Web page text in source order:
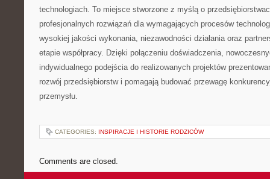
technologiach. To miejsce stworzone z myślą o
profesjonalnych rozwiązań dla wymagających procesów
wysokiej jakości wykonania, niezawodności działania oraz
etapie współpracy. Dzięki połączeniu doświadczenia,
indywidualnego podejścia do realizowanych projektów
rozwój przedsiębiorstw i pomagają budować przewagę
przemysłu.
CATEGORIES: INSPIRACJE I HISTORIE RODZICÓW
Comments are closed.